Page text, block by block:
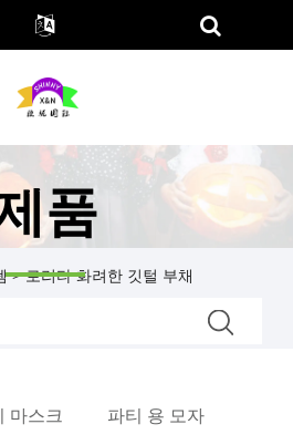
품
> 로리타 화려한 깃털 부채
마스크 파티 용 모자